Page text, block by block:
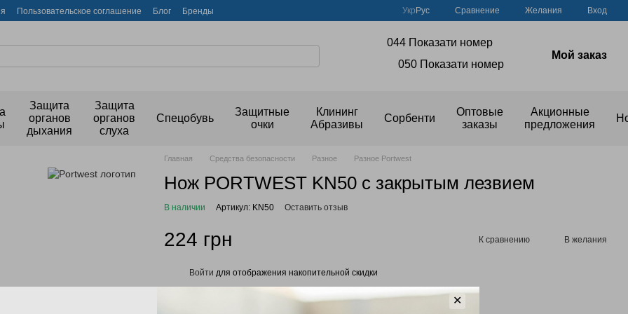
Пользовательское соглашение Блог Бренды Укр Рус Сравнение Желания Вход
044 Показати номер
050 Показати номер
Мой заказ
Защита
органов
дыхания
Защита
органов
слуха
Спецобувь
Защитные
очки
Клининг
Абразивы
Сорбенти
Оптовые
заказы
Акционные
предложения
Главная Средства безопасности Разное Разное Portwest
Нож PORTWEST KN50 с закрытым лезвием
В наличии Артикул: KN50 Оставить отзыв
224 грн К сравнению В желания
Войти для отображения накопительной скидки
✕